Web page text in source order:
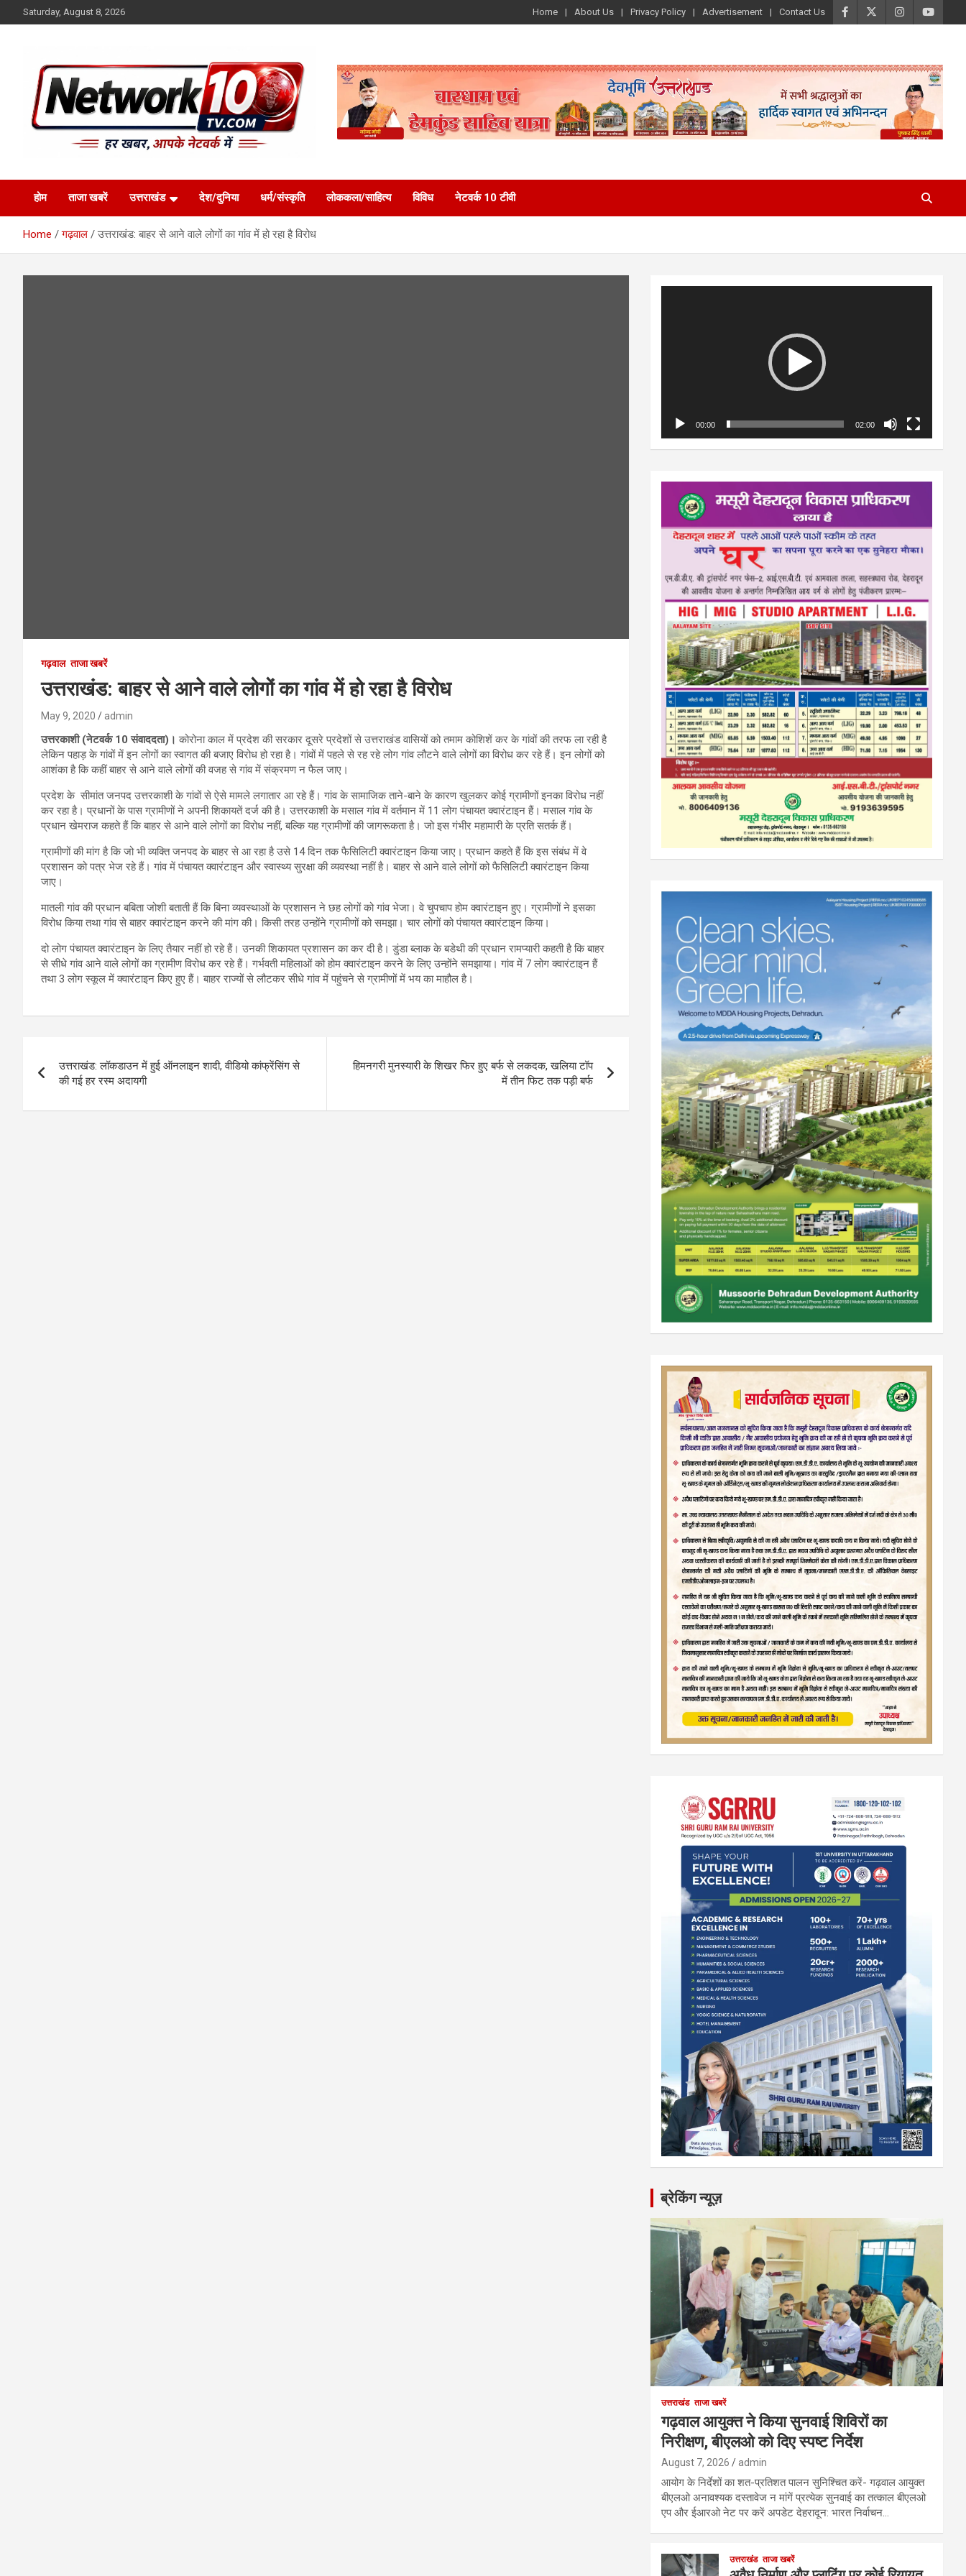
to
Saturday, August 8, 2026 Home About Us Privacy Policy Advertisement Contact Us
Network10tv
होम ताजा खबरें उत्तराखंड देश/दुनिया धर्म/संस्कृति लोककला/साहित्य विविध नेटवर्क 10 टीवी
Home गढ़वाल उत्तराखंड: बाहर से आने वाले लोगों का गांव में हो रहा है विरोध
गढ़वाल ताजा खबरें
उत्तराखंड: बाहर से आने वाले लोगों का गांव में हो रहा है विरोध
May 9, 2020 admin
उत्तरकाशी (नेटवर्क 10 संवाददता)।कोरोना काल में प्रदेश की सरकार दूसरे प्रदेशों से उत्तराखंड वासियों को तमाम कोशिशें कर के गांवों की तरफ ला रही है
लेकिन पहाड़ के गांवों में इन लोगों का स्वागत की बजाए विरोध हो रहा है। गांवों में पहले से रह रहे लोग गांव लौटने वाले लोगों का विरोध कर रहे हैं। इन लोगों को
आशंका है कि कहीं बाहर से आने वाले लोगों की वजह से गांव में संक्रमण न फैल जाए।
प्रदेश के सीमांत जनपद उत्तरकाशी के गांवों से ऐसे मामले लगातार आ रहे हैं। गांव के सामाजिक ताने-बाने के कारण खुलकर कोई ग्रामीणों इनका विरोध नहीं
कर रहा है। प्रधानों के पास ग्रामीणों ने अपनी शिकायतें दर्ज की है। उत्तरकाशी के मसाल गांव में वर्तमान में 11 लोग पंचायत क्वारंटाइन हैं। मसाल गांव के
प्रधान खेमराज कहते हैं कि बाहर से आने वाले लोगों का विरोध नहीं, बल्कि यह ग्रामीणों की जागरूकता है। जो इस गंभीर महामारी के प्रति सतर्क हैं।
ग्रामीणों की मांग है कि जो भी व्यक्ति जनपद के बाहर से आ रहा है उसे 14 दिन तक फैसिलिटी क्वारंटाइन किया जाए। प्रधान कहते हैं कि इस संबंध में वे
प्रशासन को पत्र भेज रहे हैं। गांव में पंचायत क्वारंटाइन और स्वास्थ्य सुरक्षा की व्यवस्था नहीं है। बाहर से आने वाले लोगों को फैसिलिटी क्वारंटाइन किया
जाए।
मातली गांव की प्रधान बबिता जोशी बताती हैं कि बिना व्यवस्थाओं के प्रशासन ने छह लोगों को गांव भेजा। वे चुपचाप होम क्वारंटाइन हुए। ग्रामीणों ने इसका
विरोध किया तथा गांव से बाहर क्वारंटाइन करने की मांग की। किसी तरह उन्होंने ग्रामीणों को समझा। चार लोगों को पंचायत क्वारंटाइन किया।
दो लोग पंचायत क्वारंटाइन के लिए तैयार नहीं हो रहे हैं। उनकी शिकायत प्रशासन का कर दी है। डुंडा ब्लाक के बडेथी की प्रधान रामप्यारी कहती है कि बाहर
से सीधे गांव आने वाले लोगों का ग्रामीण विरोध कर रहे हैं। गर्भवती महिलाओं को होम क्वारंटाइन करने के लिए उन्होंने समझाया। गांव में 7 लोग क्वारंटाइन हैं
तथा 3 लोग स्कूल में क्वारंटाइन किए हुए हैं। बाहर राज्यों से लौटकर सीधे गांव में पहुंचने से ग्रामीणों में भय का माहौल है।
navigation
उत्तराखंड: लॉकडाउन में हुई ऑनलाइन शादी, वीडियो कांफ्रेंसिंग से
की गई हर रस्म अदायगी
हिमनगरी मुनस्यारी के शिखर फिर हुए बर्फ से लकदक, खलिया टॉप
में तीन फिट तक पड़ी बर्फ
00:00 02:00
ब्रेकिंग न्यूज़
उत्तराखंड ताजा खबरें
गढ़वाल आयुक्त ने किया सुनवाई शिविरों का
निरीक्षण, बीएलओ को दिए स्पष्ट निर्देश
August 7, 2026 admin
आयोग के निर्देशों का शत-प्रतिशत पालन सुनिश्चित करें- गढ़वाल आयुक्त
बीएलओ अनावश्यक दस्तावेज न मांगें प्रत्येक सुनवाई का तत्काल बीएलओ
एप और ईआरओ नेट पर करें अपडेट देहरादून: भारत निर्वाचन…
उत्तराखंड ताजा खबरें